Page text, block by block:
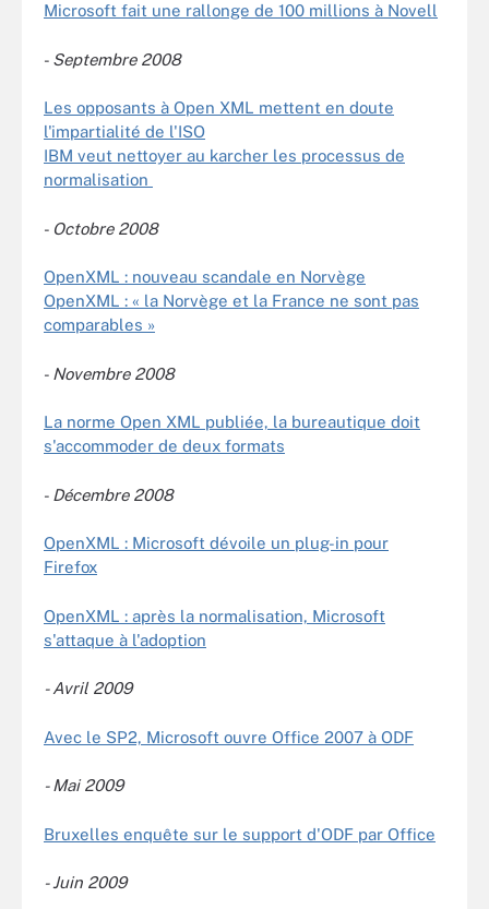
Microsoft fait une rallonge de 100 millions à Novell
- Septembre2008
Les opposants à Open XML mettent en doute
l'impartialité de l'ISO
IBM veut nettoyer au karcher les processus de
normalisation
- Octobre2008
OpenXML : nouveau scandale en Norvège
OpenXML : « la Norvège et la France ne sont pas
comparables »
- Novembre2008
La norme Open XML publiée, la bureautique doit
s'accommoder de deux formats
- Décembre 2008
OpenXML : Microsoft dévoile un plug-in pour
Firefox
OpenXML : après la normalisation, Microsoft
s'attaque à l'adoption
- Avril 2009
Avec le SP2, Microsoft ouvre Office 2007 à ODF
- Mai 2009
Bruxelles enquête sur le support d'ODF par Office
- Juin 2009